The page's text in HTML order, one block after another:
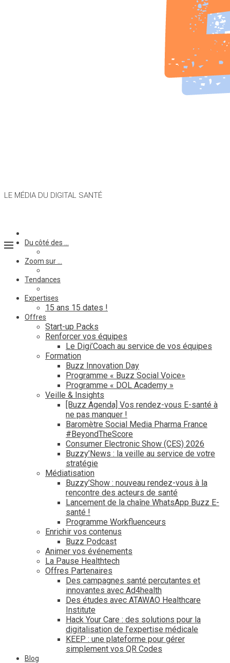
LE MÉDIA DU DIGITAL SANTÉ
Du côté des …
Zoom sur …
Tendances
Expertises
15 ans 15 dates !
Offres
Start-up Packs
Renforcer vos équipes
Le Digi’Coach au service de vos équipes
Formation
Buzz Innovation Day
Programme « Buzz Social Voice»
Programme « DOL Academy »
Veille & Insights
[Buzz Agenda] Vos rendez-vous E-santé à
ne pas manquer !
Baromètre Social Media Pharma France
#BeyondTheScore
Consumer Electronic Show (CES) 2026
Buzzy’News : la veille au service de votre
stratégie
Médiatisation
Buzzy’Show : nouveau rendez-vous à la
rencontre des acteurs de santé
Lancement de la chaîne WhatsApp Buzz E-
santé !
Programme Workfluenceurs
Enrichir vos contenus
Buzz Podcast
Animer vos événements
La Pause Healthtech
Offres Partenaires
Des campagnes santé percutantes et
innovantes avec Ad4health
Des études avec ATAWAO Healthcare
Institute
Hack Your Care : des solutions pour la
digitalisation de l’expertise médicale
KEEP : une plateforme pour gérer
simplement vos QR Codes
Blog